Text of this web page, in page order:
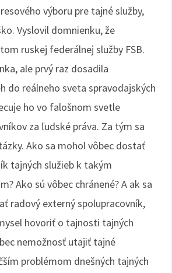
výboru pre tajné služby,
Vyslovil domnienku, že
ruskej federálnej služby FSB.
ale prvý raz dosadila
do reálneho sveta spravodajských
ho vo falošnom svetle
za ľudské práva. Za tým sa
Ako sa mohol vôbec dostať
tajných služieb k takým
Ako sú vôbec chránené? A ak sa
radový externý spolupracovník,
hovoriť o tajnosti tajných
nemožnosť utajiť tajné
problémom dnešných tajných